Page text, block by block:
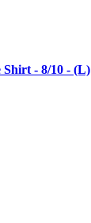
Shirt - 8/10 - (L)